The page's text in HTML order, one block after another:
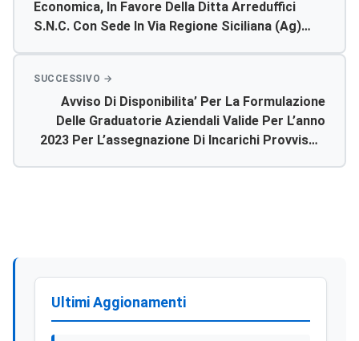
Economica, In Favore Della Ditta Arreduffici
S.n.c. Con Sede In Via Regione Siciliana (ag)
Cardiologia/utin/emodinamica Del P.o. Di
Agrigentoc
Avviso Di Disponibilita’ Per La Formulazione
Delle Graduatorie Aziendali Valide Per L’anno
2023 Per L’assegnazione Di Incarichi Provvisori
Ultimi Aggionamenti